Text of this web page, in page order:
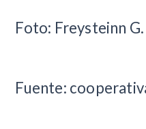
Foto: Freysteinn
Fuente: